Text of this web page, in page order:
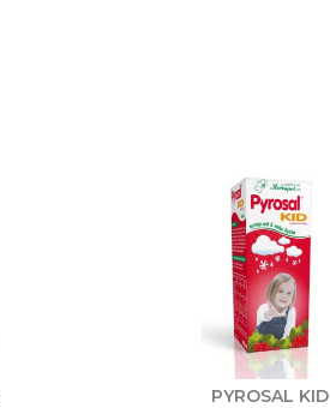
PYROSAL KID